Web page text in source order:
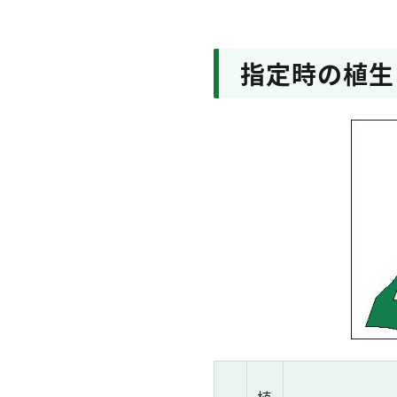
指定時の植生